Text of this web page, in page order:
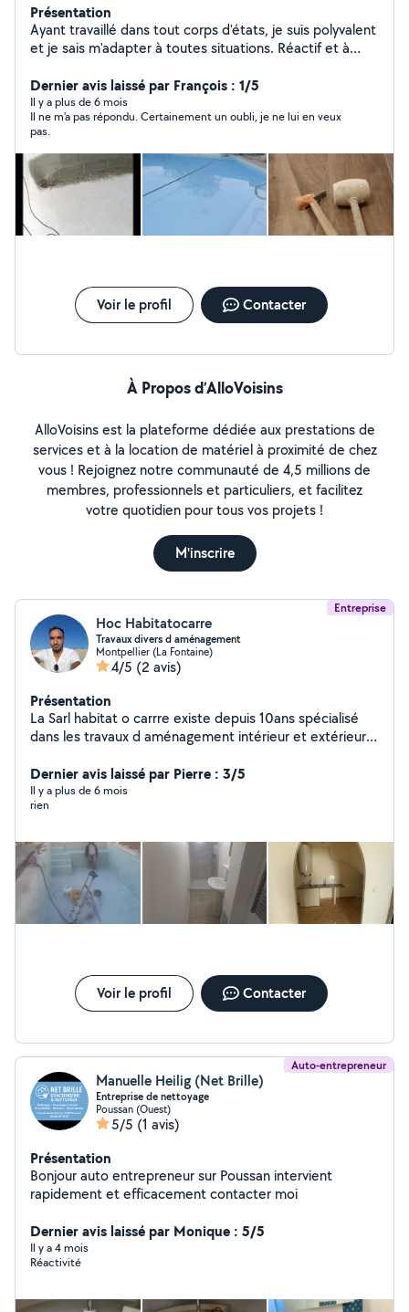
Présentation
Ayant travaillé dans tout corps d'états, je suis polyvalent
et je sais m'adapter à toutes situations. Réactif et à
Dernier avis laissé par François : 1/5
Il y a plus de 6 mois
Il ne m'a pas répondu. Certainement un oubli, je ne lui en veux
pas.
Voir le profil Contacter
À Propos d’AlloVoisins
AlloVoisins est la plateforme dédiée aux prestations de
services et à la location de matériel à proximité de chez
vous ! Rejoignez notre communauté de 4,5 millions de
membres, professionnels et particuliers, et facilitez
votre quotidien pour tous vos projets !
M'inscrire
Entreprise
Hoc Habitatocarre
Travaux divers d aménagement
Montpellier (La Fontaine)
4/5 (2 avis)
Présentation
La Sarl habitat o carrre existe depuis 10ans spécialisé
dans les travaux d aménagement intérieur et extérieur
spécialisé bassin piscine local technique
Dernier avis laissé par Pierre : 3/5
Il y a plus de 6 mois
rien
Voir le profil Contacter
Auto-entrepreneur
Manuelle Heilig (Net Brille)
Entreprise de nettoyage
Poussan (Ouest)
5/5 (1 avis)
Présentation
Bonjour auto entrepreneur sur Poussan intervient
rapidement et efficacement contacter moi
Dernier avis laissé par Monique : 5/5
Il y a 4 mois
Réactivité